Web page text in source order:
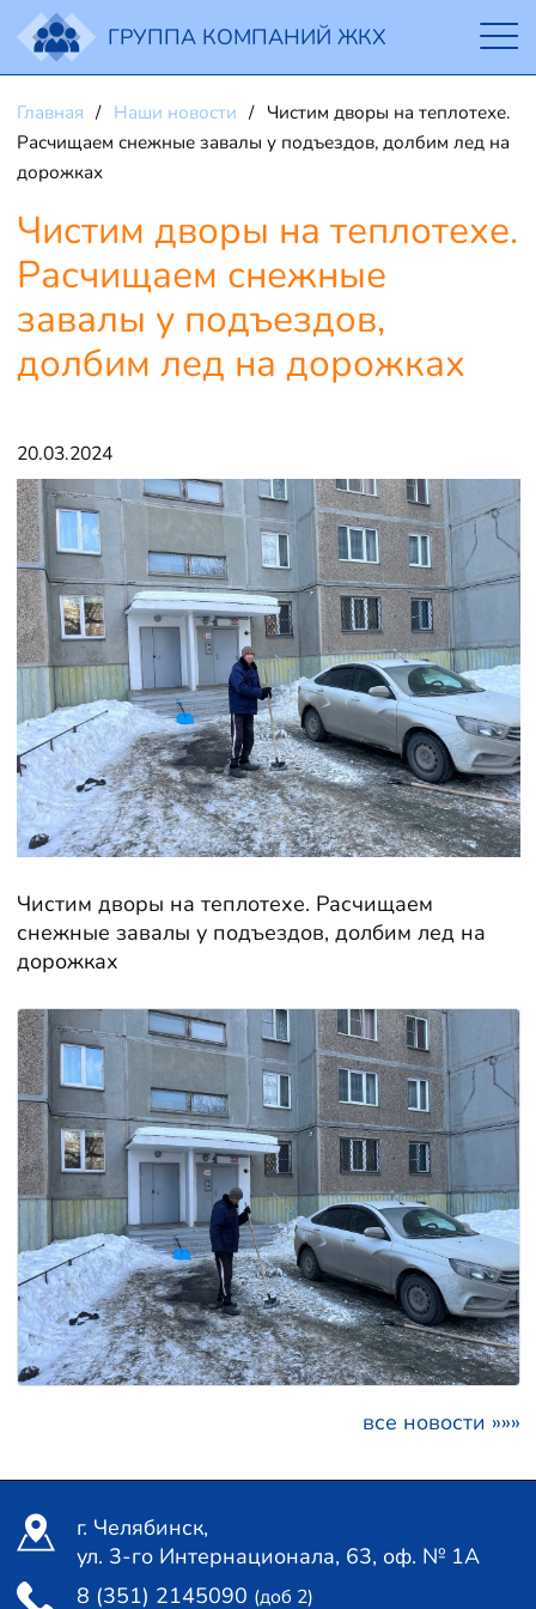
ГРУППА КОМПАНИЙ ЖКХ
Главная Наши новости
Чистим дворы на теплотехе.
Расчищаем снежные завалы у подъездов, долбим лед на
дорожках
Чистим дворы на теплотехе.
Расчищаем снежные
завалы у подъездов,
долбим лед на дорожках
20.03.2024
Чистим дворы на теплотехе. Расчищаем
снежные завалы у подъездов, долбим лед на
дорожках
все новости »»»
г. Челябинск,
ул. 3-го Интернационала, 63, оф. № 1А
8 (351) 2145090 (доб 2)